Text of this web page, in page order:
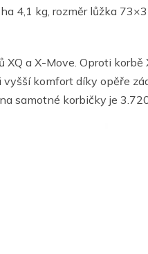
4,1 kg, rozměr lůžka
a X-Move. Oproti korbě
komfort díky opěře
samotné korbičky je